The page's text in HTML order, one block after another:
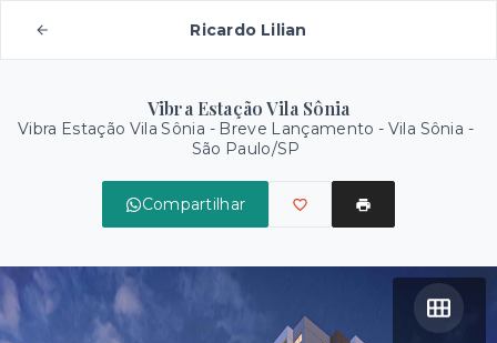
Ricardo Lilian
Vibra Estação Vila Sônia
Vibra Estação Vila Sônia - Breve Lançamento - Vila Sônia -
São Paulo/SP
Compartilhar